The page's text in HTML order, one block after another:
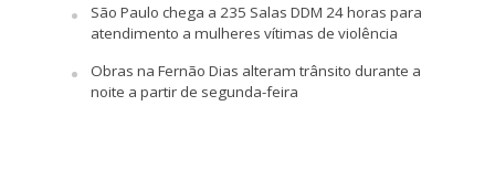
São Paulo chega a 235 Salas DDM 24 horas para
atendimento a mulheres vítimas de violência
Obras na Fernão Dias alteram trânsito durante a
noite a partir de segunda-feira